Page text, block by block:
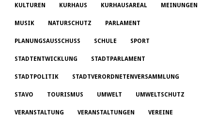
KULTUREN KURHAUS KURHAUSAREAL MEINUNGEN
MUSIK NATURSCHUTZ PARLAMENT
PLANUNGSAUSSCHUSS SCHULE SPORT
STADTENTWICKLUNG STADTPARLAMENT
STADTPOLITIK STADTVERORDNETENVERSAMMLUNG
STAVO TOURISMUS UMWELT UMWELTSCHUTZ
VERANSTALTUNG VERANSTALTUNGEN VEREINE